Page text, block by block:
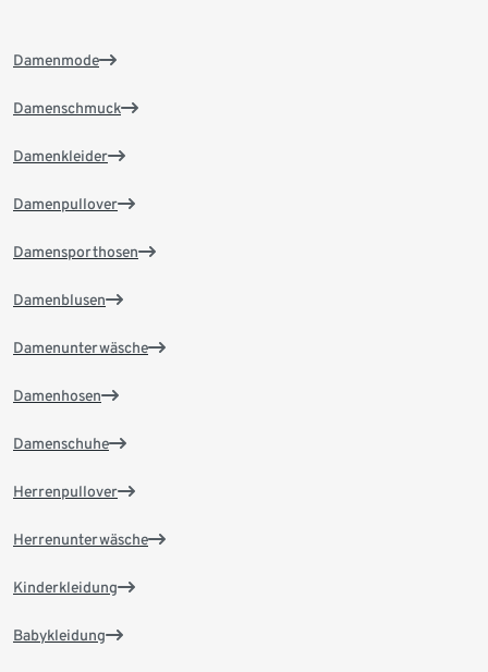
Damenmode
Damenschmuck
Damenkleider
Damenpullover
Damensporthosen
Damenblusen
Damenunterwäsche
Damenhosen
Damenschuhe
Herrenpullover
Herrenunterwäsche
Kinderkleidung
Babykleidung